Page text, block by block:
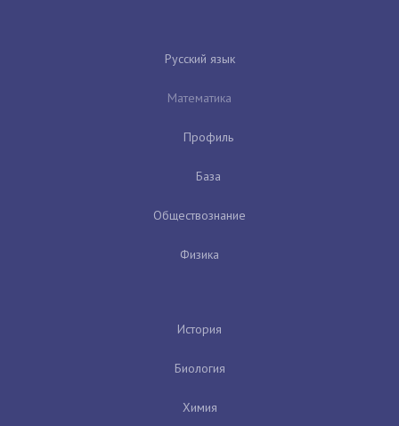
Русский язык
Математика
Профиль
База
Обществознание
Физика
История
Биология
Химия